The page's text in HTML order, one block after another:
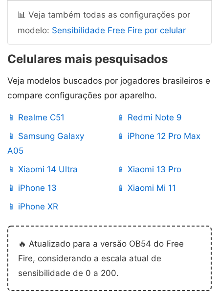
📊 Veja também todas as configurações por
modelo: Sensibilidade Free Fire por celular
Celulares mais pesquisados
Veja modelos buscados por jogadores brasileiros e
compare configurações por aparelho.
📱 Realme C51
📱 Redmi Note 9
📱 Samsung Galaxy
A05
📱 iPhone 12 Pro Max
📱 Xiaomi 14 Ultra
📱 Xiaomi 13 Pro
📱 iPhone 13
📱 Xiaomi Mi 11
📱 iPhone XR
🔥 Atualizado para a versão OB54 do Free
Fire, considerando a escala atual de
sensibilidade de 0 a 200.